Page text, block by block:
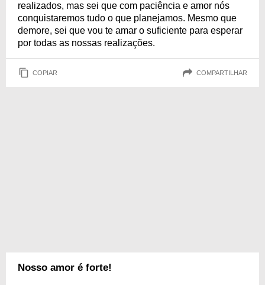
realizados, mas sei que com paciência e amor nós
conquistaremos tudo o que planejamos. Mesmo que
demore, sei que vou te amar o suficiente para esperar
por todas as nossas realizações.
COPIAR COMPARTILHAR
Nosso amor é forte!